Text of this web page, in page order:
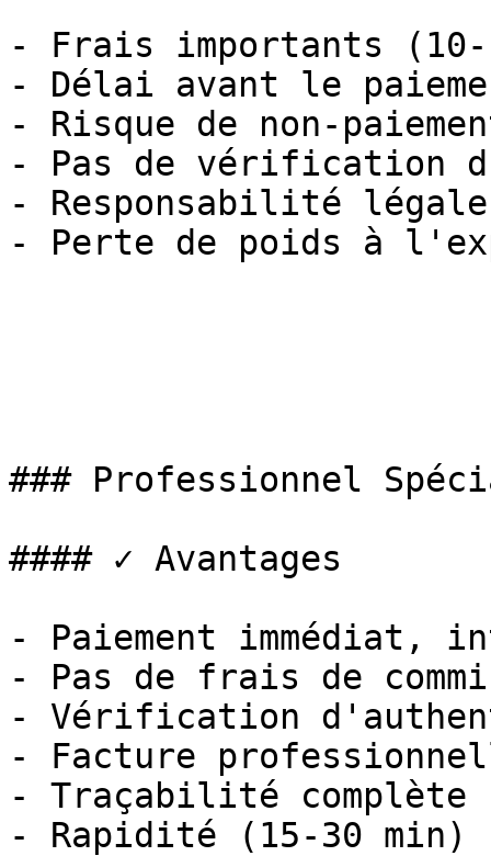
- Frais importants (10-
- Délai avant le
- Risque de non-
- Pas de vérification
- Responsabilité
- Perte de poids à
### Professionnel
#### ✓ Avantages
- Paiement immédiat,
- Pas de frais de
- Vérification
- Facture
- Traçabilité complète
- Rapidité (15-30 min)